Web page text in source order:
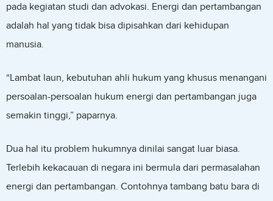
pada kegiatan studi dan advokasi. Energi dan pertambangan
adalah hal yang tidak bisa dipisahkan dari kehidupan
manusia.
“Lambat laun, kebutuhan ahli hukum yang khusus menangani
persoalan-persoalan hukum energi dan pertambangan juga
semakin tinggi,” paparnya.
Dua hal itu problem hukumnya dinilai sangat luar biasa.
Terlebih kekacauan di negara ini bermula dari permasalahan
energi dan pertambangan. Contohnya tambang batu bara di